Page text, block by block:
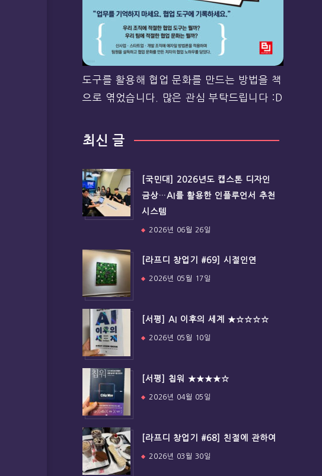
도구를 활용해 협업 문화를 만드는 방법을 책
으로 엮었습니다. 많은 관심 부탁드립니다 :D
최신 글
[국민대] 2026년도 캡스톤 디자인
금상…AI를 활용한 인플루언서 추천
시스템
2026년 06월 26일
[라프디 창업기 #69] 시절인연
2026년 05월 17일
[서평] AI 이후의 세계 ★☆☆☆☆
2026년 05월 10일
[서평] 칩워 ★★★★☆
2026년 04월 05일
[라프디 창업기 #68] 친절에 관하여
2026년 03월 30일